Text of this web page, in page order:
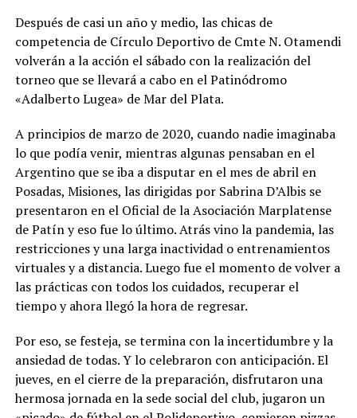
Después de casi un año y medio, las chicas de
competencia de Círculo Deportivo de Cmte N. Otamendi
volverán a la acción el sábado con la realización del
torneo que se llevará a cabo en el Patinódromo
«Adalberto Lugea» de Mar del Plata.
A principios de marzo de 2020, cuando nadie imaginaba
lo que podía venir, mientras algunas pensaban en el
Argentino que se iba a disputar en el mes de abril en
Posadas, Misiones, las dirigidas por Sabrina D’Albis se
presentaron en el Oficial de la Asociación Marplatense
de Patín y eso fue lo último. Atrás vino la pandemia, las
restricciones y una larga inactividad o entrenamientos
virtuales y a distancia. Luego fue el momento de volver a
las prácticas con todos los cuidados, recuperar el
tiempo y ahora llegó la hora de regresar.
Por eso, se festeja, se termina con la incertidumbre y la
ansiedad de todas. Y lo celebraron con anticipación. El
jueves, en el cierre de la preparación, disfrutaron una
hermosa jornada en la sede social del club, jugaron un